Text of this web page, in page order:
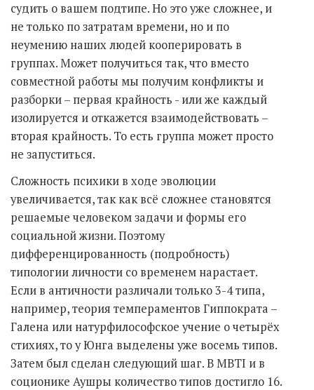
судить о вашем подтипе. Но это уже сложнее, и
не только по затратам времени, но и по
неумению наших людей кооперировать в
группах. Может получиться так, что вместо
совместной работы мы получим конфликты и
разборки – первая крайность - или же каждый
изолируется и откажется взаимодействовать –
вторая крайность. То есть группа может просто
не запуститься.
Сложность психики в ходе эволюции
увеличивается, так как всё сложнее становятся
решаемые человеком задачи и формы его
социальной жизни. Поэтому
дифференцированность (подробность)
типологии личности со временем нарастает.
Если в античности различали только 3-4 типа,
например, теория темпераментов Гиппократа –
Галена или натурфилософское учение о четырёх
стихиях, то у Юнга выделены уже восемь типов.
Затем был сделан следующий шаг. В MBTI и в
соционике Аушры количество типов достигло 16.